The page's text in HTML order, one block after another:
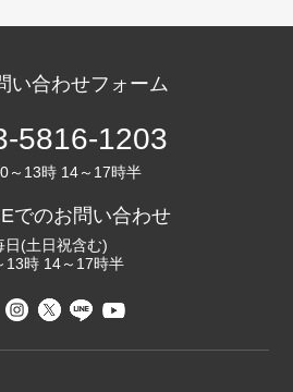
い合わせフォーム
5816-1203
～13時 14～17時半
でのお問い合わせ
日(土日祝含む)
13時 14～17時半